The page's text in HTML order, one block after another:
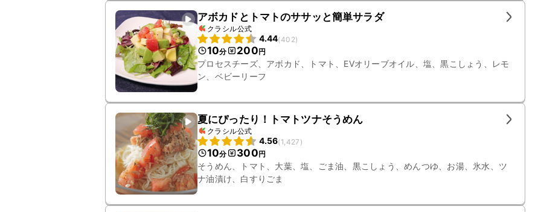
アボカドとトマトのササッと簡単サラダ
クラシル公式
4.44(402)
10分 200円
プロセスチーズ、アボカド、トマト、EVオリーブオイル、塩、黒こしょう、レモ
ン、ベビーリーフ
夏にぴったり！トマトツナそうめん
クラシル公式
4.56(1,427 )
10分 300円
そうめん、トマト、大葉、塩、ごま油、黒こしょう、めんつゆ、お湯、氷水、ツ
ナ油漬け、白すりごま